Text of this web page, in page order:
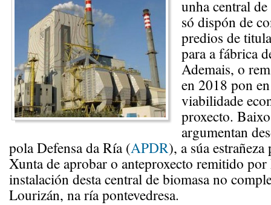
unha central
só dispón de
predios de
para a fábrica
Ademais, o
en 2018 pon
viabilidade
proxecto.
argumentan
pola Defensa da Ría (APDR), a súa
Xunta de aprobar o anteproxecto remitido
instalación desta central de biomasa no
Lourizán, na ría pontevedresa.